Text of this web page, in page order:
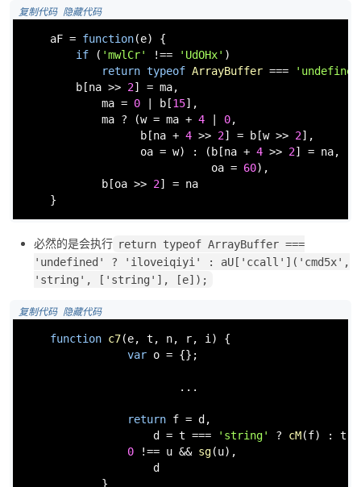
复制代码 隐藏代码
aF = function(e) {
if ( 'mwlCr' !== 'UdOHx' )
return typeof ArrayBuffer ===
b[na >> 2] = ma,
ma = 0 | b[15],
ma ? (w = ma + 4 0,
b[na + 4 >> 2] = b[w >> 2],
oa = w) : (b[na + 4 >> 2] = na,
oa = 60),
b[oa >> 2] = na
}
必然的是会执行 return typeof ArrayBuffer ===
'undefined' ? 'iloveiqiyi' : aU['ccall']('cmd5x',
'string', ['string'], [e]);
复制代码 隐藏代码
function c7(e, t, n, r, i) {
var o = {};
...
return f = d,
d = t ===
'string' ? cM(f) : t
0 !== u && sg(u),
d
}